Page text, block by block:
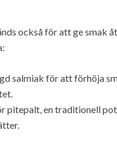
också för att ge smak
salmiak för att förhöja
pitepalt, en traditionell